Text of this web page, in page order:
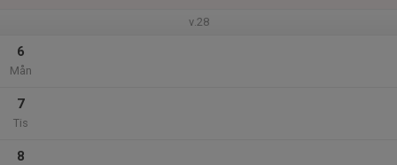
v.28
6
Mån
7
Tis
8